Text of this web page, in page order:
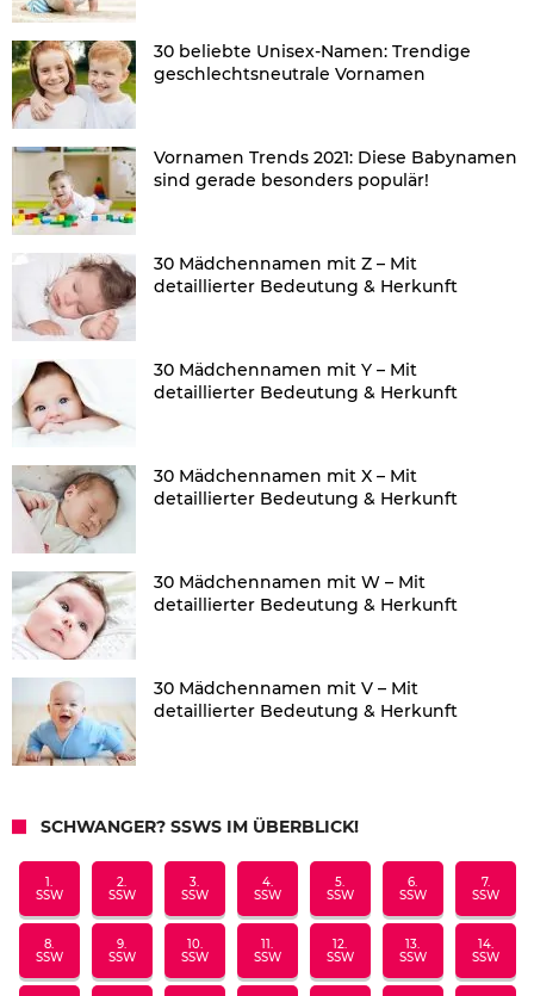
30 beliebte Unisex-Namen: Trendige
geschlechtsneutrale Vornamen
Vornamen Trends 2021: Diese Babynamen
sind gerade besonders populär!
30 Mädchennamen mit Z – Mit
detaillierter Bedeutung & Herkunft
30 Mädchennamen mit Y – Mit
detaillierter Bedeutung & Herkunft
30 Mädchennamen mit X – Mit
detaillierter Bedeutung & Herkunft
30 Mädchennamen mit W – Mit
detaillierter Bedeutung & Herkunft
30 Mädchennamen mit V – Mit
detaillierter Bedeutung & Herkunft
SCHWANGER? SSWS IM ÜBERBLICK!
1.
SSW
2.
SSW
3.
SSW
4.
SSW
5.
SSW
6.
SSW
7.
SSW
8.
SSW
9.
SSW
10.
SSW
11.
SSW
12.
SSW
13.
SSW
14.
SSW